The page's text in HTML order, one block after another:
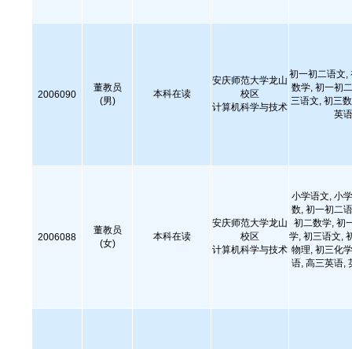
2006090
董教员
(男)
本科在读
安庆师范大学龙山
校区
计算机科学与技术
初一初二语文,
数学, 初一初
三语文, 初三
英
2006088
董教员
(女)
本科在读
安庆师范大学龙山
校区
计算机科学与技术
小学语文, 小
数, 初一初二
初二数学, 初
学, 初三语文,
物理, 初三化
语, 高三英语,